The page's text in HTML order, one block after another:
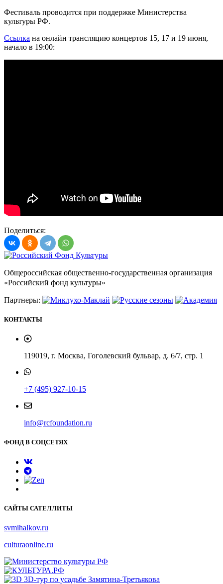
Фестиваль проводится при поддержке Министерства
культуры РФ.
Ссылка на онлайн трансляцию концертов 15, 17 и 19 июня,
начало в 19:00:
Поделиться:
Общероссийская общественно-государственная организация
«Российский фонд культуры»
Партнеры:
КОНТАКТЫ
119019, г. Москва, Гоголевский бульвар, д. 6/7, стр. 1
+7 (495) 927-10-15
info@rcfoundation.ru
ФОНД В СОЦСЕТЯХ
САЙТЫ САТЕЛЛИТЫ
svmihalkov.ru
culturaonline.ru
3D-тур по усадьбе Замятина-Третьякова